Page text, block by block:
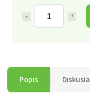
Popis Diskusia